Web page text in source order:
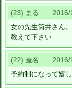
(23) まる 2016/
女の先生筒井さん
教えて下さい
(22) 匿名 2016/
予約制になって嬉